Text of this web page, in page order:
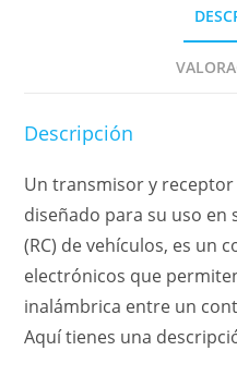
Descripción
Un transmisor y
diseñado para su uso
(RC) de vehículos, es un
electrónicos que
inalámbrica entre un
Aquí tienes una